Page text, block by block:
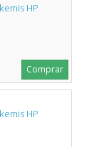
HP
Comprar
HP